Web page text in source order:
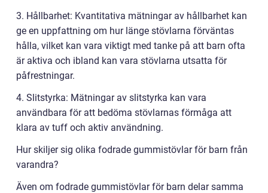
3. Hållbarhet: Kvantitativa mätningar av hållbarhet kan
ge en uppfattning om hur länge stövlarna förväntas
hålla, vilket kan vara viktigt med tanke på att barn ofta
är aktiva och ibland kan vara stövlarna utsatta för
påfrestningar.
4. Slitstyrka: Mätningar av slitstyrka kan vara
användbara för att bedöma stövlarnas förmåga att
klara av tuff och aktiv användning.
Hur skiljer sig olika fodrade gummistövlar för barn från
varandra?
Även om fodrade gummistövlar för barn delar samma